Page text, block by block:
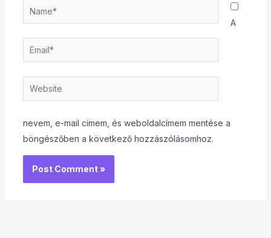
Name*
Email*
Website
A
nevem, e-mail címem, és weboldalcímem mentése a
böngészőben a következő hozzászólásomhoz.